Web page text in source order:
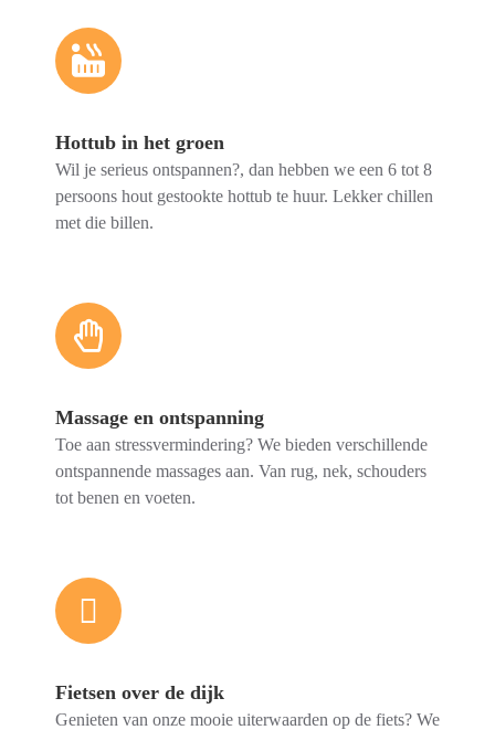
Hottub in het groen
Wil je serieus ontspannen?, dan hebben we een 6 tot 8
persoons hout gestookte hottub te huur. Lekker chillen
met die billen.
Massage en ontspanning
Toe aan stressvermindering? We bieden verschillende
ontspannende massages aan. Van rug, nek, schouders
tot benen en voeten.
Fietsen over de dijk
Genieten van onze mooie uiterwaarden op de fiets? We